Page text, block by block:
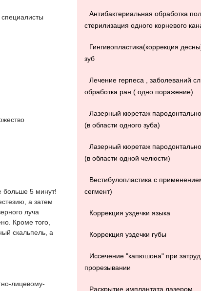
больше 5 минут!
а затем
луча
Кроме того,
скальпель, а
лицевому-
Антибактериальная обработка
стерилизация одного корневого
Гингивопластика(коррекция
зуб
Лечение герпеса , заболеваний
обработка ран ( одно поражение)
Лазерный кюретаж
(в области одного зуба)
Лазерный кюретаж
(в области одной челюсти)
Вестибулопластика с
сегмент)
Коррекция уздечки языка
Коррекция уздечки губы
Иссечение "капюшона" при
прорезывании
Раскрытие имплантата лазером